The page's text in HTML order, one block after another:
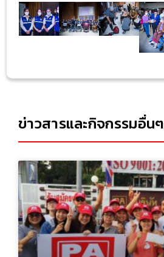
ข่าวสารและกิจกรรมอื่นๆ